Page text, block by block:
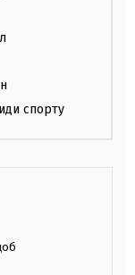
спорту